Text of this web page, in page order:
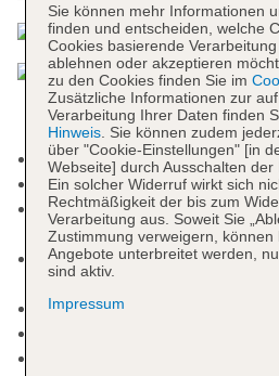
Check-in Zeit ab 15:00 Uhr
Check-out Zeit bis 12:00
Early Check-in: gegen
Reservierung notwendig
Late Check-out: gegen
Reservierung notwendig
Rezeption, Geldwechsel
Sie können mehr Informationen
finden und entscheiden, welche
Cookies basierende
ablehnen oder akzeptieren
zu den Cookies finden Sie im
Zusätzliche Informationen zur
Verarbeitung Ihrer Daten finden
Hinweis. Sie können zudem
über "Cookie-Einstellungen" [in
Webseite] durch Ausschalten der
Ein solcher Widerruf wirkt sich
Rechtmäßigkeit der bis zum
Verarbeitung aus. Soweit Sie
Zustimmung verweigern, können
Angebote unterbreitet werden,
sind aktiv.
Impressum